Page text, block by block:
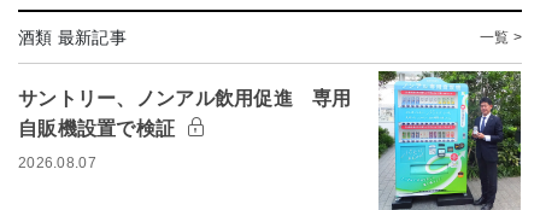
酒類 最新記事 一覧 >
サントリー、ノンアル飲用促進 専用
自販機設置で検証
2026.08.07